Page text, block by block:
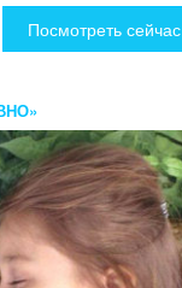
Посмотреть сейчас